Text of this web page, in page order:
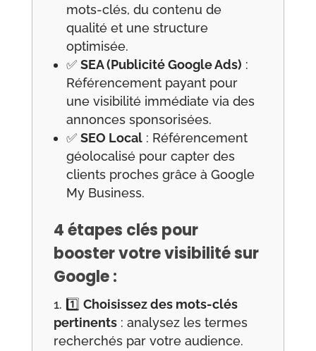
mots-clés, du contenu de
qualité et une structure
optimisée.
✅ SEA (Publicité Google Ads) :
Référencement payant pour
une visibilité immédiate via des
annonces sponsorisées.
✅ SEO Local: Référencement
géolocalisé pour capter des
clients proches grâce à Google
My Business.
4 étapes clés pour
booster votre visibilité sur
Google :
1️⃣ Choisissez des mots-clés
pertinents: analysez les termes
recherchés par votre audience.